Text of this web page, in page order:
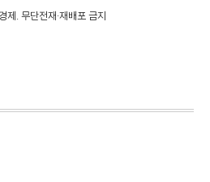
. 무단전재·재배포 금지